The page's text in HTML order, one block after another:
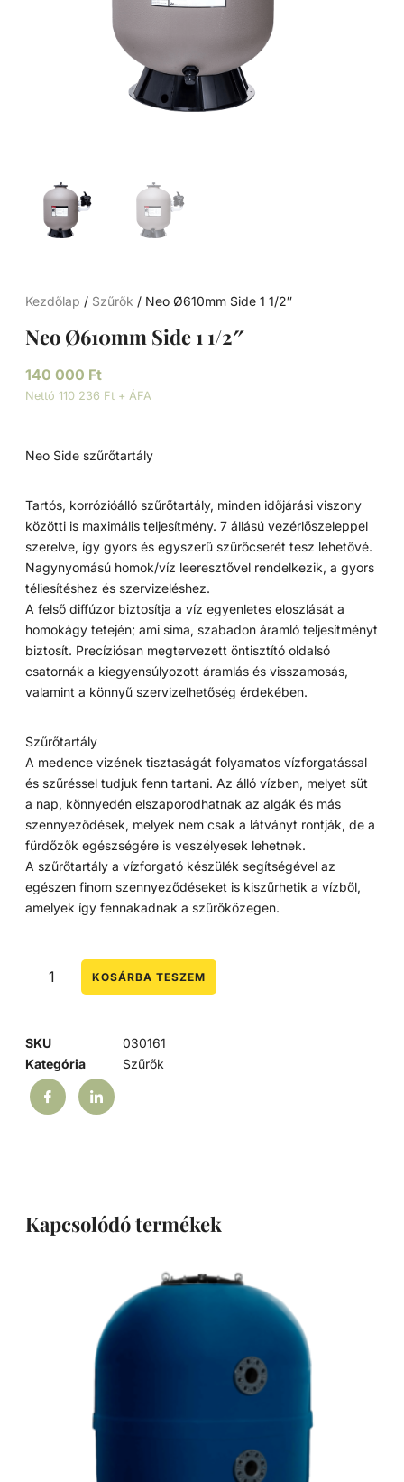
Kezdőlap / Szűrők / Neo Ø610mm Side 1 1/2″
Neo Ø610mm Side 1 1/2″
140 000 Ft
Nettó 110 236 Ft + ÁFA
Neo Side szűrőtartály
Tartós, korrózióálló szűrőtartály, minden időjárási viszony
közötti is maximális teljesítmény. 7 állású vezérlőszeleppel
szerelve, így gyors és egyszerű szűrőcserét tesz lehetővé.
Nagynyomású homok/víz leeresztővel rendelkezik, a gyors
téliesítéshez és szervizeléshez.
A felső diffúzor biztosítja a víz egyenletes eloszlását a
homokágy tetején; ami sima, szabadon áramló teljesítményt
biztosít. Precíziósan megtervezett öntisztító oldalsó
csatornák a kiegyensúlyozott áramlás és visszamosás,
valamint a könnyű szervizelhetőség érdekében.
Szűrőtartály
A medence vizének tisztaságát folyamatos vízforgatással
és szűréssel tudjuk fenn tartani. Az álló vízben, melyet süt
a nap, könnyedén elszaporodhatnak az algák és más
szennyeződések, melyek nem csak a látványt rontják, de a
fürdőzők egészségére is veszélyesek lehetnek.
A szűrőtartály a vízforgató készülék segítségével az
egészen finom szennyeződéseket is kiszűrhetik a vízből,
amelyek így fennakadnak a szűrőközegen.
KOSÁRBA TESZEM
SKU
030161
Kategória
Szűrők
Kapcsolódó termékek